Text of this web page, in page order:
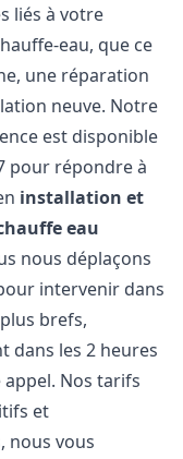
liés à votre
eau, que ce
une réparation
neuve. Notre
est disponible
pour répondre à
installation et
eau
nous déplaçons
intervenir dans
brefs,
dans les 2 heures
Nos tarifs
et
nous vous